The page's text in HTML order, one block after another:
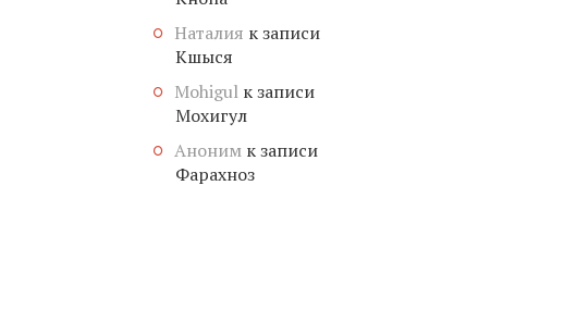
Наталия к записи
Кшыся
Mohigul к записи
Мохигул
Аноним к записи
Фарахноз